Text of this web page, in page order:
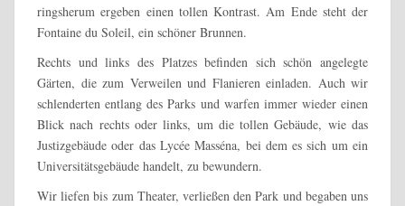
ringsherum ergeben einen tollen Kontrast. Am Ende steht der
Fontaine du Soleil, ein schöner Brunnen.
Rechts und links des Platzes befinden sich schön angelegte
Gärten, die zum Verweilen und Flanieren einladen. Auch wir
schlenderten entlang des Parks und warfen immer wieder einen
Blick nach rechts oder links, um die tollen Gebäude, wie das
Justizgebäude oder das Lycée Masséna, bei dem es sich um ein
Universitätsgebäude handelt, zu bewundern.
Wir liefen bis zum Theater, verließen den Park und begaben uns